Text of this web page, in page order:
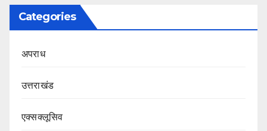
Categories
अपराध
उत्तराखंड
एक्सक्लूसिव